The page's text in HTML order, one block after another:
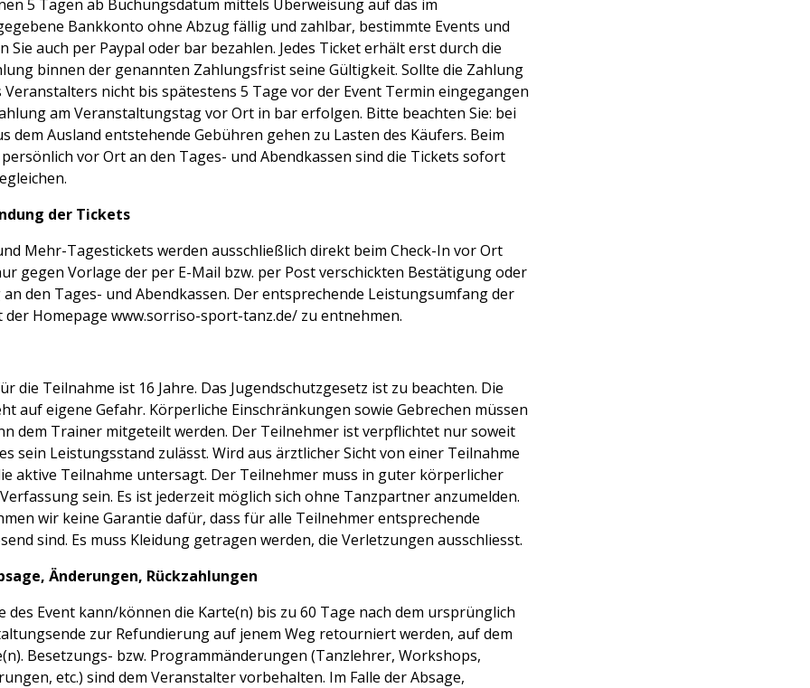
5 Tagen ab Buchungsdatum mittels Überweisung auf das im
Bankkonto ohne Abzug fällig und zahlbar, bestimmte Events und
Sie auch per Paypal oder bar bezahlen. Jedes Ticket erhält erst durch die
binnen der genannten Zahlungsfrist seine Gültigkeit. Sollte die Zahlung
Veranstalters nicht bis spätestens 5 Tage vor der Event Termin eingegangen
am Veranstaltungstag vor Ort in bar erfolgen. Bitte beachten Sie: bei
dem Ausland entstehende Gebühren gehen zu Lasten des Käufers. Beim
vor Ort an den Tages- und Abendkassen sind die Tickets sofort
der Tickets
Mehr-Tagestickets werden ausschließlich direkt beim Check-In vor Ort
gegen Vorlage der per E-Mail bzw. per Post verschickten Bestätigung oder
den Tages- und Abendkassen. Der entsprechende Leistungsumfang der
der Homepage www.sorriso-sport-tanz.de/ zu entnehmen.
die Teilnahme ist 16 Jahre. Das Jugendschutzgesetz ist zu beachten. Die
auf eigene Gefahr. Körperliche Einschränkungen sowie Gebrechen müssen
dem Trainer mitgeteilt werden. Der Teilnehmer ist verpflichtet nur soweit
sein Leistungsstand zulässt. Wird aus ärztlicher Sicht von einer Teilnahme
aktive Teilnahme untersagt. Der Teilnehmer muss in guter körperlicher
sein. Es ist jederzeit möglich sich ohne Tanzpartner anzumelden.
wir keine Garantie dafür, dass für alle Teilnehmer entsprechende
sind. Es muss Kleidung getragen werden, die Verletzungen ausschliesst.
Änderungen, Rückzahlungen
des Event kann/können die Karte(n) bis zu 60 Tage nach dem ursprünglich
zur Refundierung auf jenem Weg retourniert werden, auf dem
Besetzungs- bzw. Programmänderungen (Tanzlehrer, Workshops,
etc.) sind dem Veranstalter vorbehalten. Im Falle der Absage,